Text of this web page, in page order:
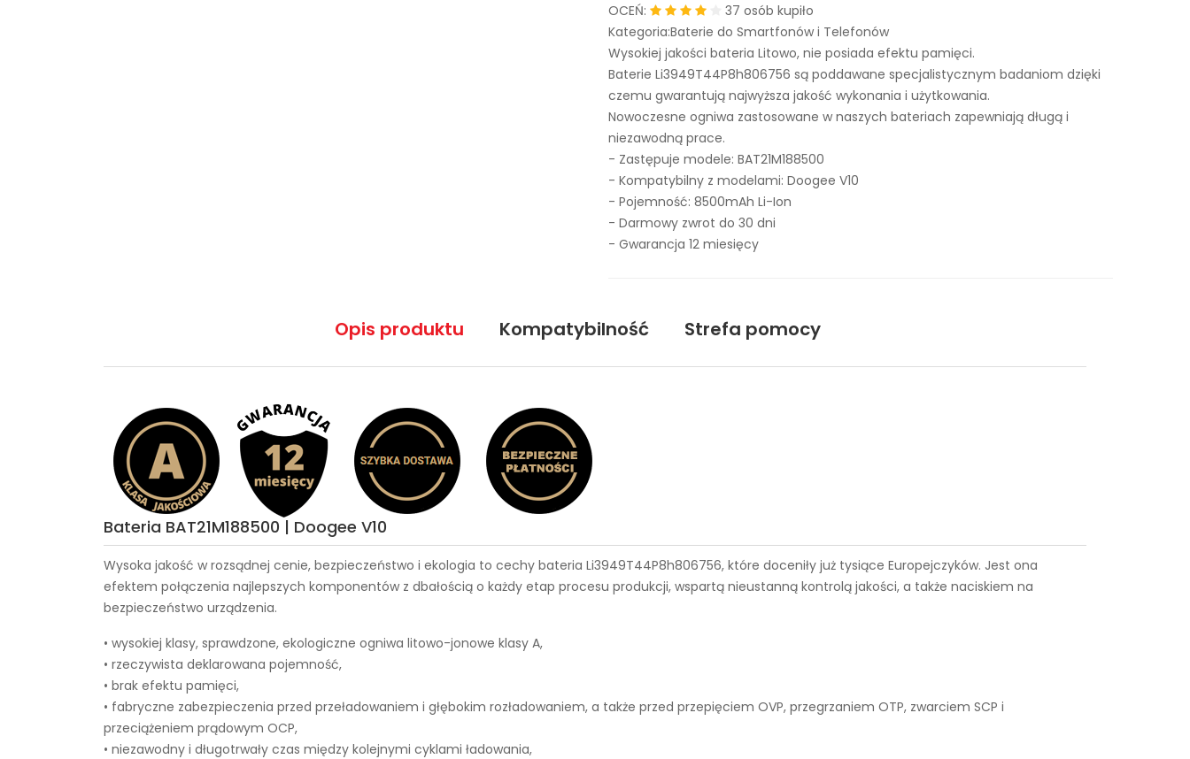
OCEŃ:
37 osób kupiło
Kategoria:Baterie do Smartfonów i Telefonów
Wysokiej jakości bateria Litowo, nie posiada efektu pamięci.
Baterie Li3949T44P8h806756 są poddawane specjalistycznym badaniom dzięki
czemu gwarantują najwyższa jakość wykonania i użytkowania.
Nowoczesne ogniwa zastosowane w naszych bateriach zapewniają długą i
niezawodną prace.
- Zastępuje modele: BAT21M188500
- Kompatybilny z modelami: Doogee V10
- Pojemność: 8500mAh Li-Ion
- Darmowy zwrot do 30 dni
- Gwarancja 12 miesięcy
Opis produktu Kompatybilność Strefa pomocy
Bateria BAT21M188500 | Doogee V10
Wysoka jakość w rozsądnej cenie, bezpieczeństwo i ekologia to cechy bateria Li3949T44P8h806756, które doceniły już tysiące Europejczyków. Jest ona
efektem połączenia najlepszych komponentów z dbałością o każdy etap procesu produkcji, wspartą nieustanną kontrolą jakości, a także naciskiem na
bezpieczeństwo urządzenia.
• wysokiej klasy, sprawdzone, ekologiczne ogniwa litowo-jonowe klasy A,
• rzeczywista deklarowana pojemność,
• brak efektu pamięci,
• fabryczne zabezpieczenia przed przeładowaniem i głębokim rozładowaniem, a także przed przepięciem OVP, przegrzaniem OTP, zwarciem SCP i
przeciążeniem prądowym OCP,
• niezawodny i długotrwały czas między kolejnymi cyklami ładowania,